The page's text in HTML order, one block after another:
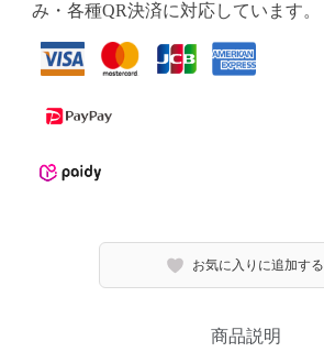
み・各種QR決済に対応しています。
お気に入りに追加する
商品説明